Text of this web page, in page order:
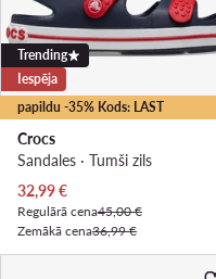
papildu -35% Kods: LAST
Trending
Iespēja
Crocs
Sandales · Tumši zils
Pašreizējā cena
32,99€
Regulārā cena45,00 €
Zemākā cena36,99 €